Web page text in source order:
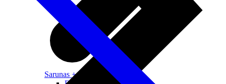
Sarunas + Internets